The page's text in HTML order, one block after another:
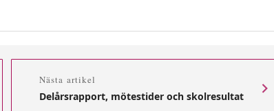
Nästa artikel
Delårsrapport, mötestider och skolresultat